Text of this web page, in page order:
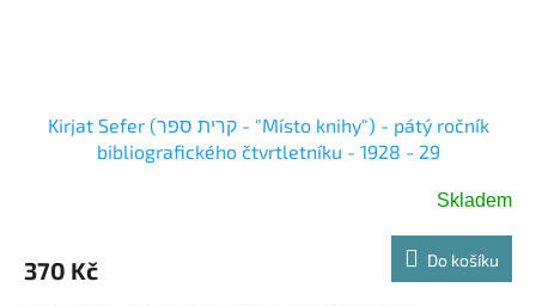
Kirjat Sefer (קרית ספר - "Místo knihy") - pátý ročník
bibliografického čtvrtletníku - 1928 - 29
Skladem
370 Kč Do košíku